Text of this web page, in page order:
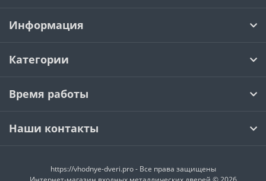
Информация
Категории
Время работы
Наши контакты
https://vhodnye-dveri.pro - Все права защищены